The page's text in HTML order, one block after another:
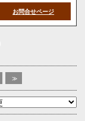
お問合せページ
>>